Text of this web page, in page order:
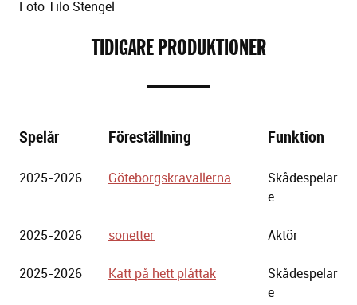
Foto Tilo Stengel
TIDIGARE PRODUKTIONER
Göteborgs
Spelår Föreställning Funktion
2025-2026 Göteborgskravallerna
Skådespelar
e
2025-2026 sonetter Aktör
2025-2026 Katt på hett plåttak
Skådespelar
e